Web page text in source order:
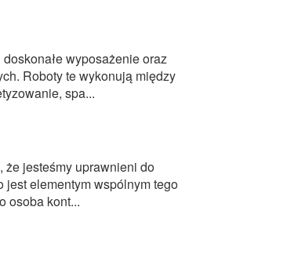
wyposażenie oraz
Roboty te wykonują między
spa...
że jesteśmy uprawnieni do
elementym wspólnym tego
osoba kont...